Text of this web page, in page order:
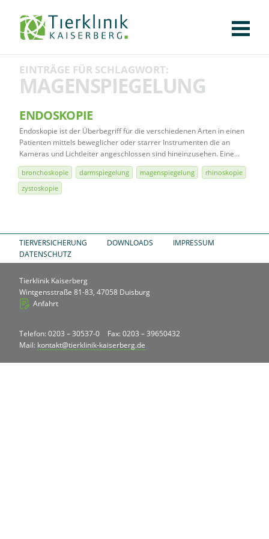
KLINIK
CHIRURGIE
AUGENHEILKUNDE
KARDIOLOGIE
BILDGEBUNG
INNERE MEDIZIN
WEITERE
AKTUELLES
LEXIKON
KONTAKT
Tierklinik
Kaiserberg
EINTRÄGE FÜR SCHLAGWORT:
MAGENSPIEGELUNG
ENDOSKOPIE
Endoskopie ist der Überbegriff für die verschiedenen Arten in einen
Patienten mittels beweglicher oder starrer Instrumenten die an
Kameras und Lichtleiter angeschlossen sind hineinzusehen. Eine…
bronchoskopie darmspiegelung magenspiegelung
rhinoskopie
zystoskopie
TIERVERSICHERUNG DOWNLOADS
IMPRESSUM
DATENSCHUTZ
Tierklinik Kaiserberg
Wintgensstraße 81-83, 47058 Duisburg
Anfahrt
Telefon: 0203 – 30537-0
Fax: 0203 – 39650432
Mail: kontakt@tierklinik-kaiserberg.de